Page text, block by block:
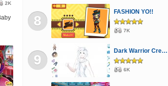
2K
8
FASHION YO!!
7K
9
Dark Warrior Creator
6K